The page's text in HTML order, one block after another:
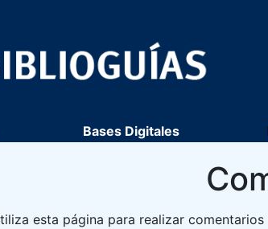
Bases Digitales
esta página para realizar